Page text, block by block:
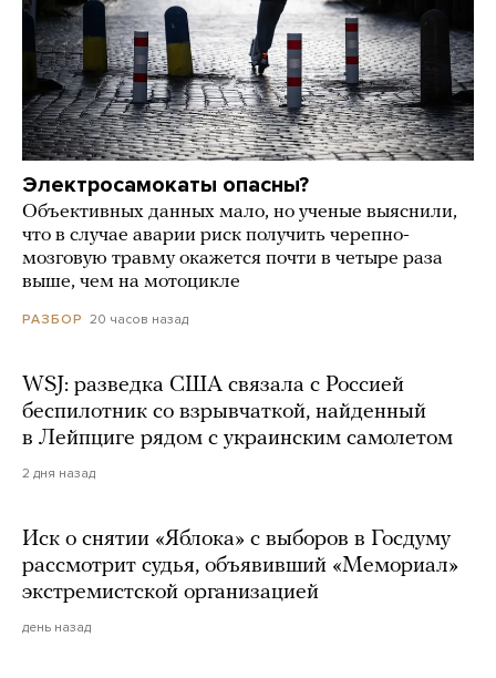
Электросамокаты опасны?
Объективных данных мало, но ученые выяснили,
что в случае аварии риск получить черепно-
мозговую травму окажется почти в четыре раза
выше, чем на мотоцикле
РАЗБОР 20 часов назад
WSJ: разведка США связала с Россией
беспилотник со взрывчаткой, найденный
в Лейпциге рядом с украинским самолетом
2 дня назад
Иск о снятии «Яблока» с выборов в Госдуму
рассмотрит судья, объявивший «Мемориал»
экстремистской организацией
день назад